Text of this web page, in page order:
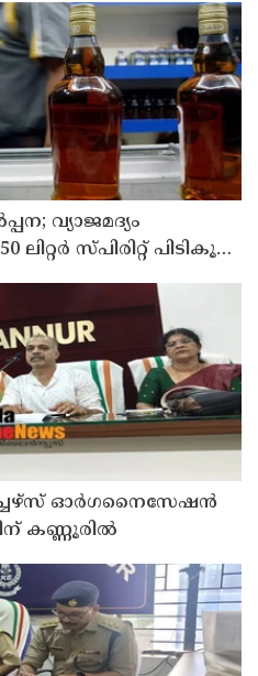
വ്യാജമദ്യം
ലിറ്റർ സ്പിരിറ്റ് പിടികൂടി;
ഓർഗനൈസേഷൻ
കണ്ണൂരിൽ